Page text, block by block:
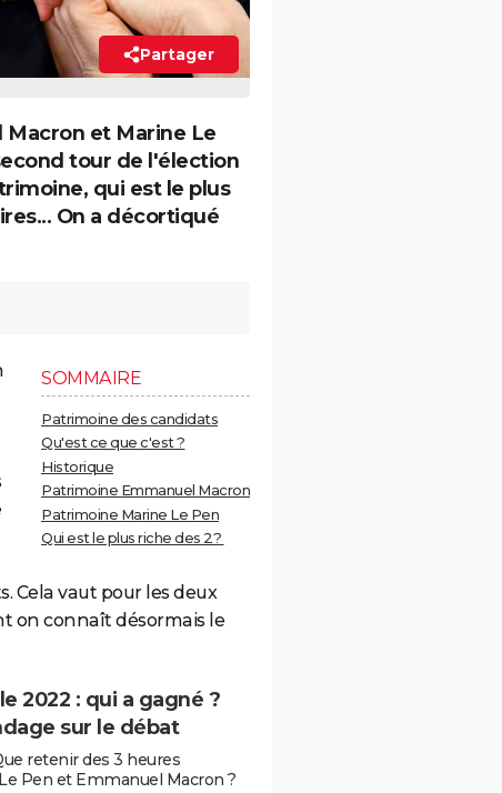
Partager
Macron et Marine Le
tour de l'élection
qui est le plus
On a décortiqué
SOMMAIRE
Patrimoine des candidats
Qu'est ce que c'est ?
Historique
Patrimoine Emmanuel Macron
Patrimoine Marine Le Pen
Qui est le plus riche des 2?
Cela vaut pour les deux
on connaît désormais le
2022 : qui a gagné ?
sur le débat
retenir des 3 heures
Pen et Emmanuel Macron ?